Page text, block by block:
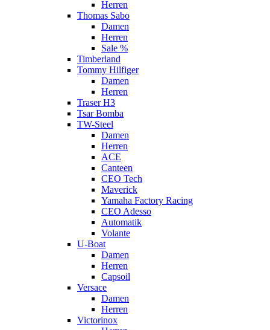
Herren
Thomas Sabo
Damen
Herren
Sale %
Timberland
Tommy Hilfiger
Damen
Herren
Traser H3
Tsar Bomba
TW-Steel
Damen
Herren
ACE
Canteen
CEO Tech
Maverick
Yamaha Factory Racing
CEO Adesso
Automatik
Volante
U-Boat
Damen
Herren
Capsoil
Versace
Damen
Herren
Victorinox